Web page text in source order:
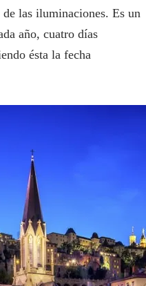
las iluminaciones. Es un
año, cuatro días
ésta la fecha